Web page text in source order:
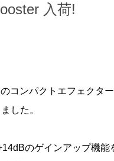
入荷!
コンパクトエフェクター
した。
のゲインアップ機能